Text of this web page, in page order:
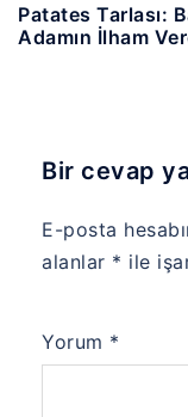
Patates Tarlası:
Adamın İlham
Bir cevap
E-posta
alanlar * ile
Yorum *